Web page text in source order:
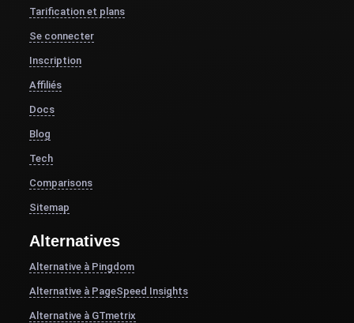
Tarification et plans
Se connecter
Inscription
Affiliés
Docs
Blog
Tech
Comparisons
Sitemap
Alternatives
Alternative à Pingdom
Alternative à PageSpeed Insights
Alternative à GTmetrix